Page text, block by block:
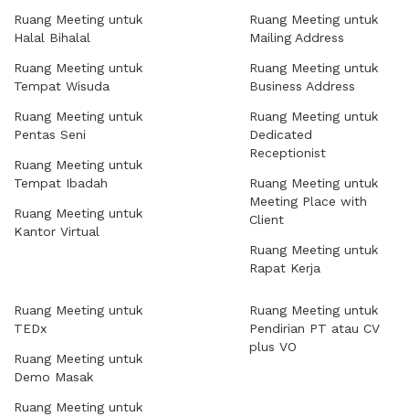
Ruang Meeting untuk
Halal Bihalal
Ruang Meeting untuk
Tempat Wisuda
Ruang Meeting untuk
Pentas Seni
Ruang Meeting untuk
Tempat Ibadah
Ruang Meeting untuk
Kantor Virtual
Ruang Meeting untuk
Mailing Address
Ruang Meeting untuk
Business Address
Ruang Meeting untuk
Dedicated
Receptionist
Ruang Meeting untuk
Meeting Place with
Client
Ruang Meeting untuk
Rapat Kerja
Ruang Meeting untuk
TEDx
Ruang Meeting untuk
Demo Masak
Ruang Meeting untuk
Ruang Meeting untuk
Pendirian PT atau CV
plus VO